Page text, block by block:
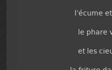
l’écume
le phare
et les